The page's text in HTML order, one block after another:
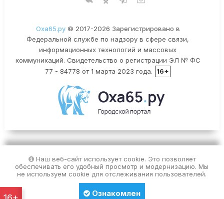
Оха65.ру© 2017-2026 Зарегистрировано в
Федеральной службе по надзору в сфере связи,
информационных технологий и массовых
коммуникаций. Свидетельство о регистрации ЭЛ № ФС
77 - 84778 от 1 марта 2023 года.
16+
Наш веб-сайт использует cookie. Это позволяет
обеспечивать его удобный просмотр и модернизацию. Мы
не используем cookie для отслеживания пользователей.
Ознакомлен